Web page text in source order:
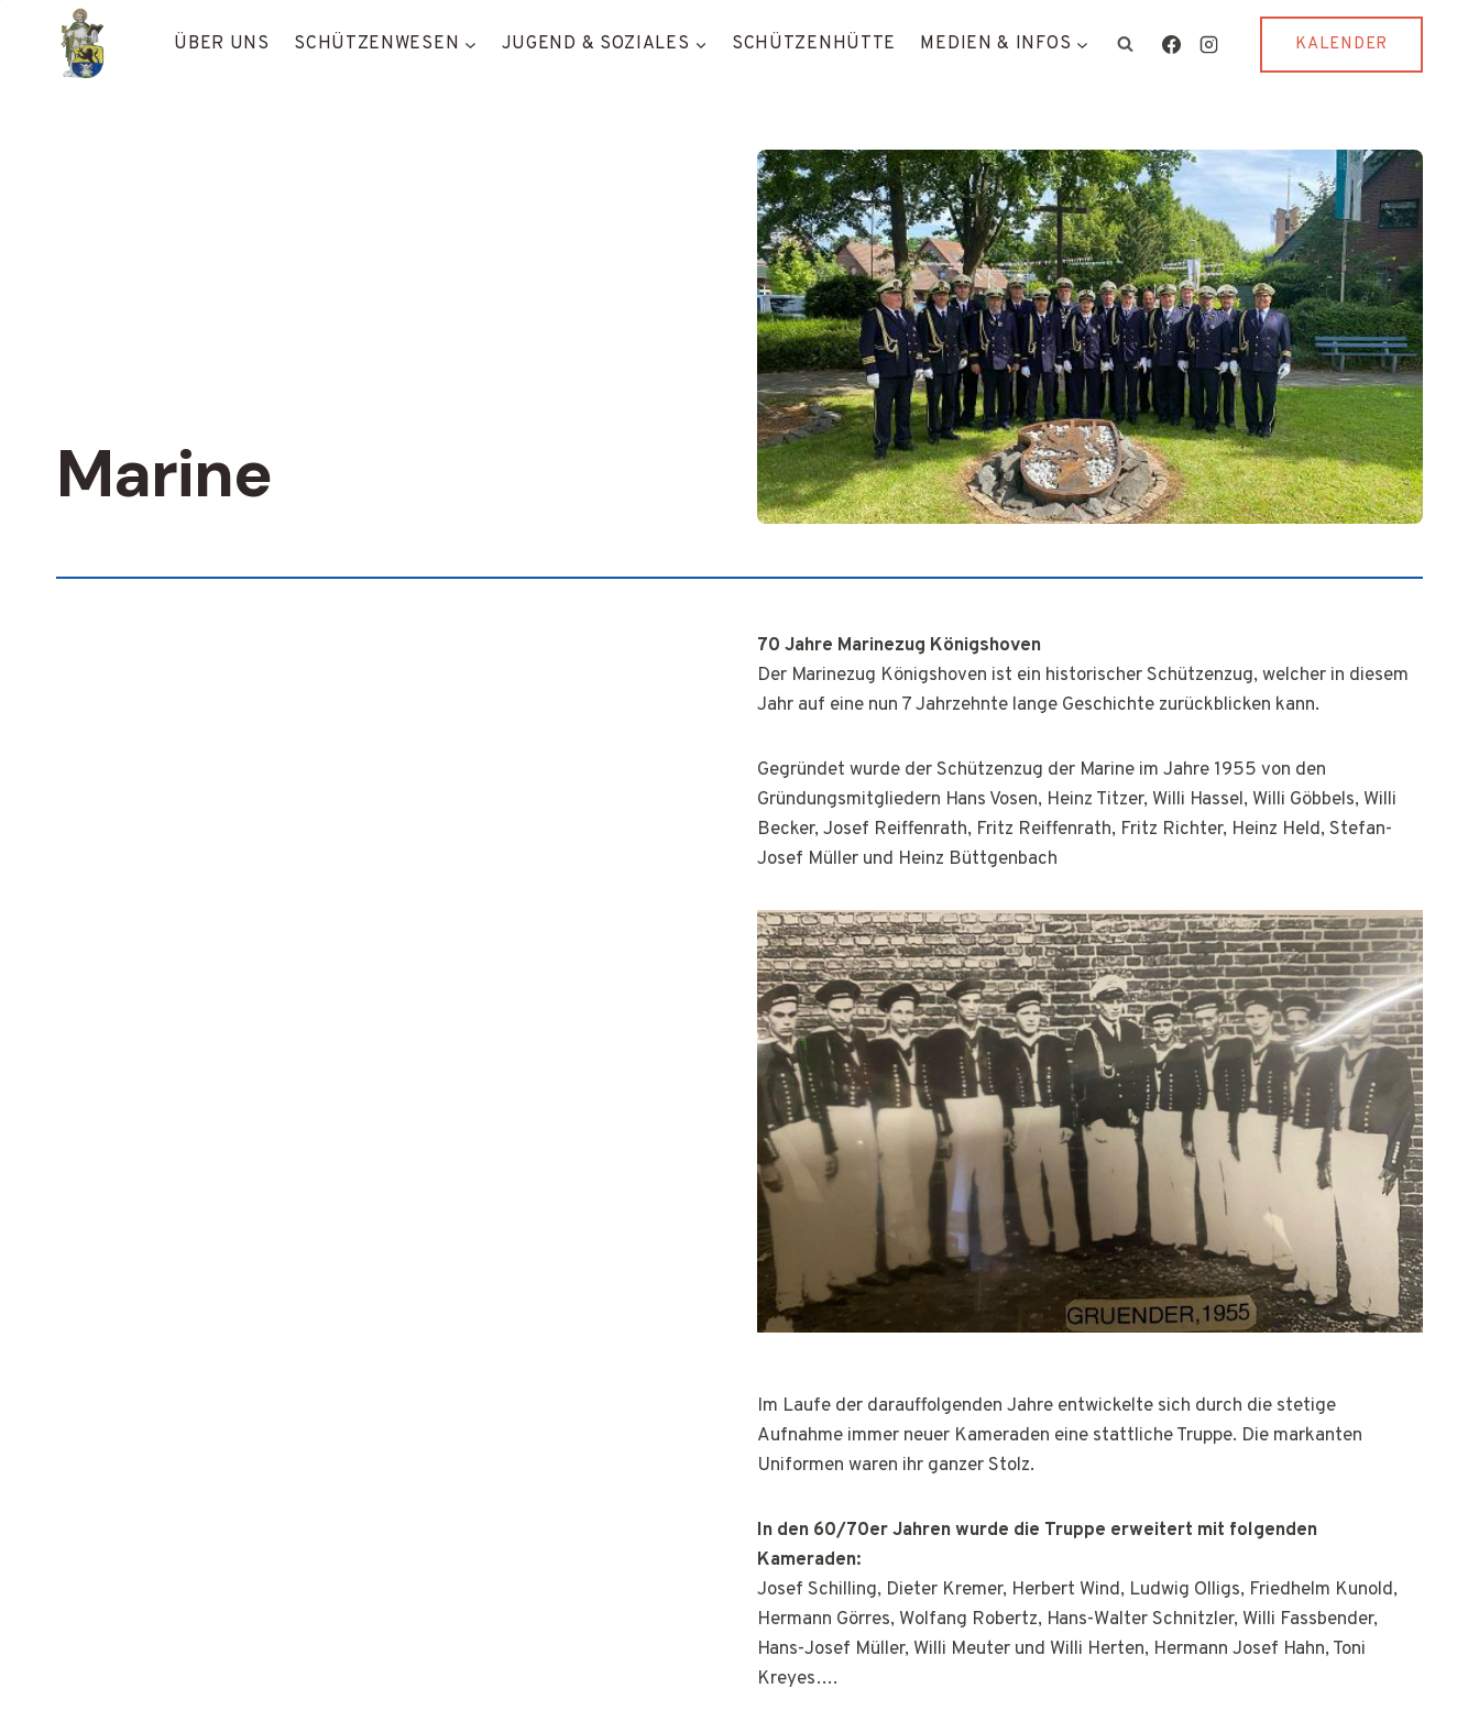
springen
ÜBER UNS SCHÜTZENWESEN JUGEND & SOZIALES SCHÜTZENHÜTTE MEDIEN & INFOS KALENDER
Marine
70 Jahre Marinezug Königshoven
Der Marinezug Königshoven ist ein historischer Schützenzug, welcher in diesem
Jahr auf eine nun 7 Jahrzehnte lange Geschichte zurückblicken kann.
Gegründet wurde der Schützenzug der Marine im Jahre 1955 von den
Gründungsmitgliedern Hans Vosen, Heinz Titzer, Willi Hassel, Willi Göbbels, Willi
Becker, Josef Reiffenrath, Fritz Reiffenrath, Fritz Richter, Heinz Held, Stefan-
Josef Müller und Heinz Büttgenbach
Im Laufe der darauffolgenden Jahre entwickelte sich durch die stetige
Aufnahme immer neuer Kameraden eine stattliche Truppe. Die markanten
Uniformen waren ihr ganzer Stolz.
In den 60/70er Jahren wurde die Truppe erweitert mit folgenden
Kameraden:
Josef Schilling, Dieter Kremer, Herbert Wind, Ludwig Olligs, Friedhelm Kunold,
Hermann Görres, Wolfang Robertz, Hans-Walter Schnitzler, Willi Fassbender,
Hans-Josef Müller, Willi Meuter und Willi Herten, Hermann Josef Hahn, Toni
Kreyes….